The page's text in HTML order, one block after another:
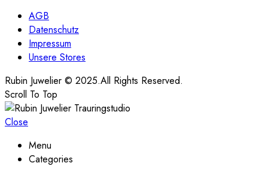
AGB
Datenschutz
Impressum
Unsere Stores
Rubin Juwelier © 2025.All Rights Reserved.
Scroll To Top
Close
Menu
Categories